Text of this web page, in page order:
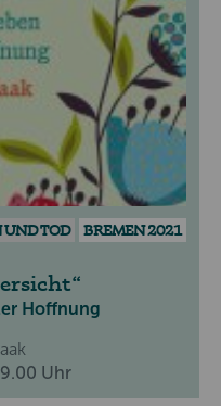
UND TOD BREMEN 2021
Hoffnung
Uhr